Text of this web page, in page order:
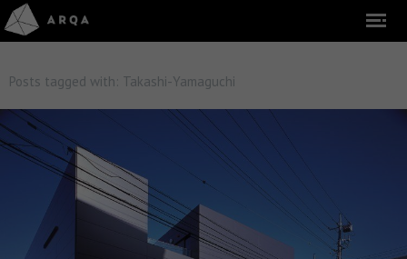
Posts tagged with: Takashi-Yamaguchi